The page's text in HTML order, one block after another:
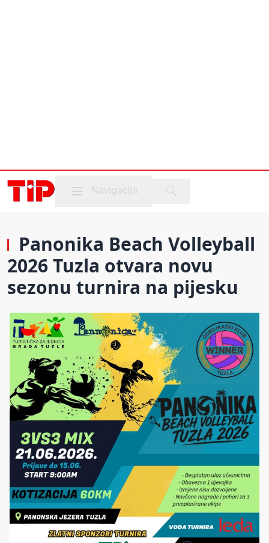
Mobile menu
Navigacija
Panonika Beach Volleyball
2026 Tuzla otvara novu
sezonu turnira na pijesku